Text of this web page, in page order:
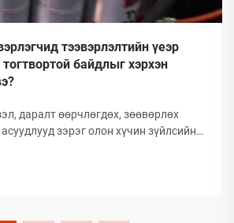
тээвэрлэлтийн үеэр
тогтвортой байдлыг хэрхэн
даралт өөрчлөгдөх, зөөвөрлөх
зэрэг олон хүчин зүйлсийн
тооless дундаа сорилтуудтай